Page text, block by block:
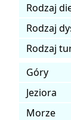
Rodzaj
Rodzaj
Rodzaj
Góry
Jeziora
Morze